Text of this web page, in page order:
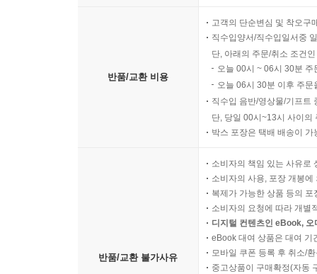
반품/교환 비용
고객의 단순변심 및 착오구
직수입양서/직수입일서중
단, 아래의 주문/취소 조건
오늘 00시 ~ 06시 30분
오늘 06시 30분 이후 주
직수입 음반/영상물/기프트
단, 당일 00시~13시 사이의
박스 포장은 택배 배송이
반품/교환 불가사유
소비자의 책임 있는 사유로
소비자의 사용, 포장 개봉
복제가 가능한 상품 등의
소비자의 요청에 따라 개별
디지털 컨텐츠인 eBook,
eBook 대여 상품은 대여 기
모바일 쿠폰 등록 후 취소/
중고상품이 구매확정(자동